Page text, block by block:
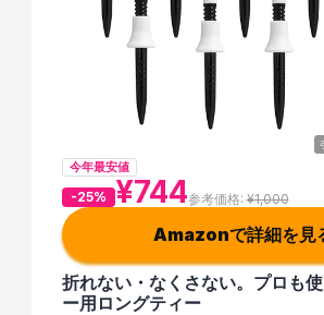
今年最安値
-25% ¥744参考価格: ¥1,000
Amazonで詳細を見
折れない・なくさない。プロも
ー用ロングティー